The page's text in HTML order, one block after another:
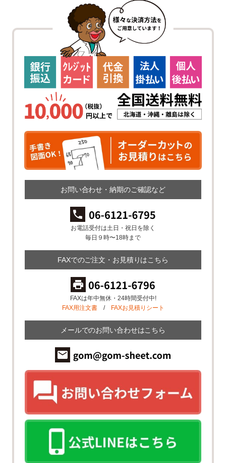
お問い合わせ・納期のご確認など
お電話受付は土日・祝日を除く
毎日９時〜18時まで
FAXでのご注文・お見積りはこちら
FAXは年中無休・24時間受付中!
FAX用注文書/ FAXお見積りシート
メールでのお問い合わせはこちら